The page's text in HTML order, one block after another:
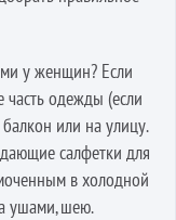
у женщин? Если
часть одежды (если
или на улицу.
салфетки для
в холодной
ушами, шею.